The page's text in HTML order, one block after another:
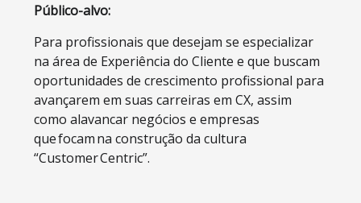
Público-alvo:
Para profissionais que desejam se especializar
na área de Experiência do Cliente e que buscam
oportunidades de crescimento profissional para
avançarem em suas carreiras em CX, assim
como alavancar negócios e empresas
que focam na construção da cultura
“Customer Centric”.